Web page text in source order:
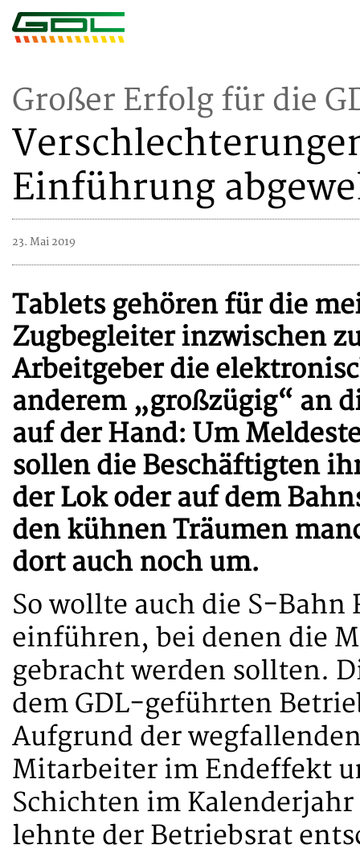
Großer Erfolg für die
Einführung
23. Mai 2019
Tablets gehören für die
Zugbegleiter inzwischen
Arbeitgeber die
anderem „großzügig“ an
auf der Hand: Um
sollen die Beschäftigten
der Lok oder auf dem
den kühnen Träumen
dort auch noch um.
So wollte auch die S-
einführen, bei denen die
gebracht werden sollten.
dem GDL-geführten
Aufgrund der
Mitarbeiter im Endeffekt
Schichten im
lehnte der Betriebsrat